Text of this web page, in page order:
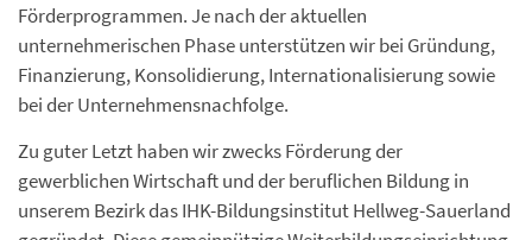
Förderprogrammen. Je nach der aktuellen
unternehmerischen Phase unterstützen wir bei Gründung,
Finanzierung, Konsolidierung, Internationalisierung sowie
bei der Unternehmensnachfolge.
Zu guter Letzt haben wir zwecks Förderung der
gewerblichen Wirtschaft und der beruflichen Bildung in
unserem Bezirk das IHK-Bildungsinstitut Hellweg-Sauerland